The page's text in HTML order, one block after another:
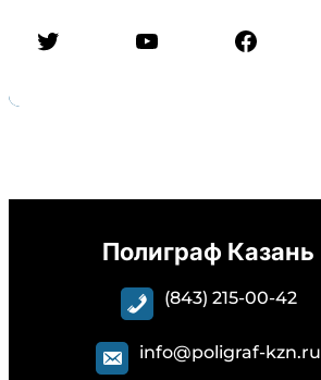
Twitter YouTube Facebook
Полиграф Казань
(843) 215-00-42
info@poligraf-kzn.ru